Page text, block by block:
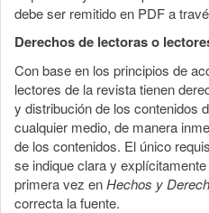
debe ser remitido en PDF a
Derechos de lectoras o
Con base en los principios de
lectores de la revista tienen
y distribución de los contenidos
cualquier medio, de manera
de los contenidos. El único
se indique clara y
primera vez enHechos y
correcta la fuente.